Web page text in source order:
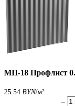
МП-18 Профлист
25.54 BYN/м²
–